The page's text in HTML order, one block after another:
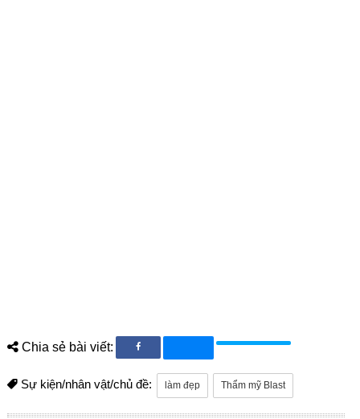
Chia sẻ bài viết:
Sự kiện/nhân vật/chủ đề: làm đẹp Thẩm mỹ Blast